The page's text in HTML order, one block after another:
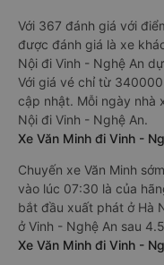
Với 367 đánh giá với
được đánh giá là xe
Nội đi Vinh - Nghệ An
Với giá vé chỉ từ
cập nhật. Mỗi ngày nhà
Nội đi Vinh - Nghệ An.
Xe Văn Minh đi Vinh -
Chuyến xe Văn Minh
vào lúc 07:30 là của
bắt đầu xuất phát ở Hà
ở Vinh - Nghệ An sau
Xe Văn Minh đi Vinh -